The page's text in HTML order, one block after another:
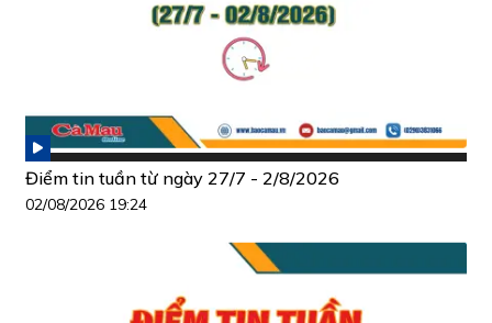
Điểm tin tuần từ ngày 27/7 - 2/8/2026
02/08/2026 19:24